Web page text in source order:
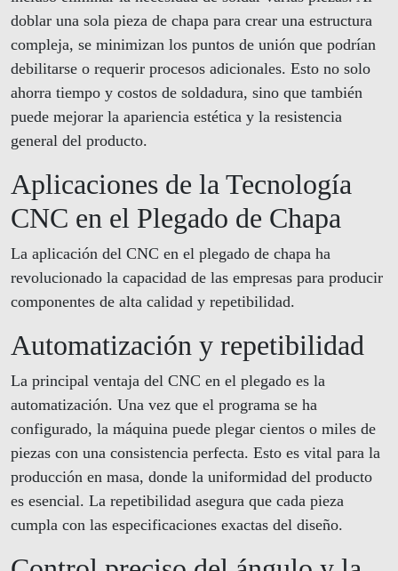
doblar una sola pieza de chapa para crear una estructura
compleja, se minimizan los puntos de unión que podrían
debilitarse o requerir procesos adicionales. Esto no solo
ahorra tiempo y costos de soldadura, sino que también
puede mejorar la apariencia estética y la resistencia
general del producto.
Aplicaciones de la Tecnología
CNC en el Plegado de Chapa
La aplicación del CNC en el plegado de chapa ha
revolucionado la capacidad de las empresas para producir
componentes de alta calidad y repetibilidad.
Automatización y repetibilidad
La principal ventaja del CNC en el plegado es la
automatización. Una vez que el programa se ha
configurado, la máquina puede plegar cientos o miles de
piezas con una consistencia perfecta. Esto es vital para la
producción en masa, donde la uniformidad del producto
es esencial. La repetibilidad asegura que cada pieza
cumpla con las especificaciones exactas del diseño.